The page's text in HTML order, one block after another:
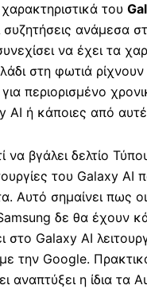
του
ανάμεσα
να έχει τα
στη φωτιά
περιορισμένο
AI ή κάποιες από
βγάλει δελτίο
του Galaxy AI
Αυτό σημαίνει πως
δε θα έχουν
Galaxy AI
την Google.
αναπτύξει η ίδια τα